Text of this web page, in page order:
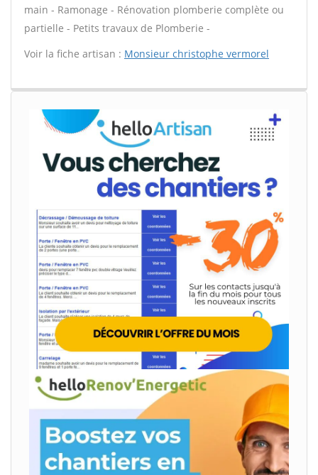
main - Ramonage - Rénovation plomberie complète ou
partielle - Petits travaux de Plomberie -
Voir la fiche artisan : Monsieur christophe vermorel